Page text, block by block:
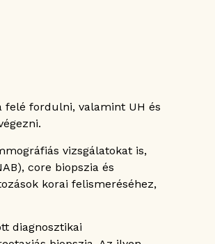
felé fordulni, valamint UH és
vizsgálatokat is,
core biopszia és
korai felismeréséhez,
diagnosztikai